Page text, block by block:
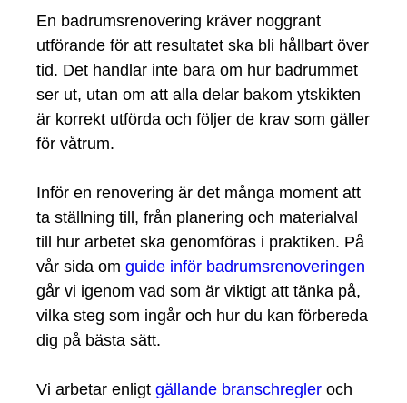
En badrumsrenovering kräver noggrant
utförande för att resultatet ska bli hållbart över
tid. Det handlar inte bara om hur badrummet
ser ut, utan om att alla delar bakom ytskikten
är korrekt utförda och följer de krav som gäller
för våtrum.
Inför en renovering är det många moment att
ta ställning till, från planering och materialval
till hur arbetet ska genomföras i praktiken. På
vår sida om guide inför badrumsrenoveringen
går vi igenom vad som är viktigt att tänka på,
vilka steg som ingår och hur du kan förbereda
dig på bästa sätt.
Vi arbetar enligt gällande branschregler och